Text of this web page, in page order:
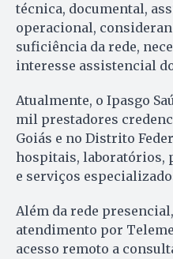
técnica, documental,
operacional,
suficiência da rede,
interesse assistencial
Atualmente, o Ipasgo
mil prestadores
Goiás e no Distrito
hospitais, laboratórios,
e serviços
Além da rede
atendimento por
acesso remoto a